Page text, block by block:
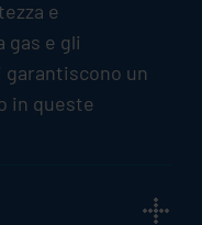
e
gas e gli
un
in queste